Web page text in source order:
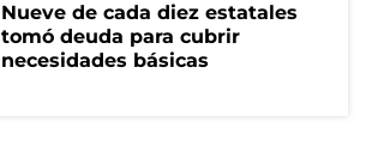
Nueve de cada diez estatales
tomó deuda para cubrir
necesidades básicas